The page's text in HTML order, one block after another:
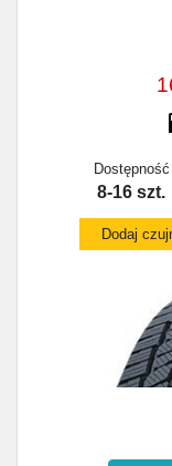
Dostępność
8-16 szt.
Dodaj